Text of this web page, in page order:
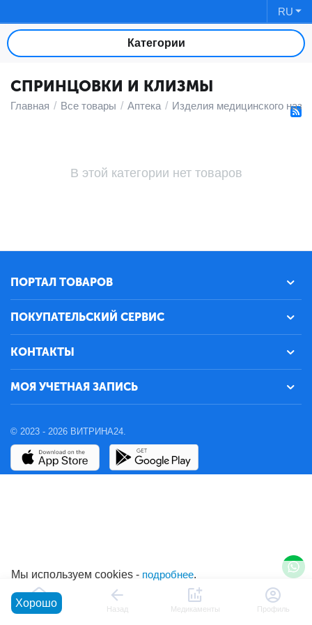
RU
Категории
СПРИНЦОВКИ И КЛИЗМЫ
Главная / Все товары / Аптека / Изделия медицинского
В этой категории нет товаров
ПОРТАЛ ТОВАРОВ
ПОКУПАТЕЛЬСКИЙ СЕРВИС
КОНТАКТЫ
МОЯ УЧЕТНАЯ ЗАПИСЬ
© 2023 - 2026 ВИТРИНА24.
Главная Назад Медикаменты Профиль
Мы используем cookies - подробнее.
Хорошо